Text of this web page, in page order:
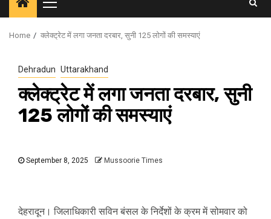
Primary
Menu
Home क्लेक्ट्रेट में लगा जनता दरबार, सुनी 125 लोगों की समस्याएं
Dehradun Uttarakhand
क्लेक्ट्रेट में लगा जनता दरबार, सुनी
125 लोगों की समस्याएं
September 8, 2025 Mussoorie Times
देहरादून। जिलाधिकारी सविन बंसल के निर्देशों के क्रम में सोमवार को